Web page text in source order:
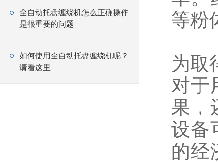
全自动托盘缠绕机怎么正确操作
是很重要的问题
如何使用全自动托盘缠绕机呢？
请看这里
等粉
为取
对于
果，
设备
的经